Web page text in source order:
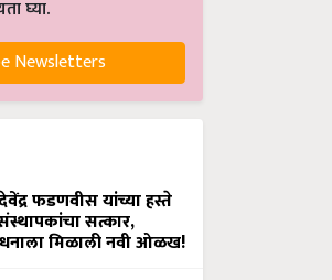
घ्या.
Newsletters
देवेंद्र फडणवीस यांच्या हस्ते
सत्कार,
मिळाली नवी ओळख!